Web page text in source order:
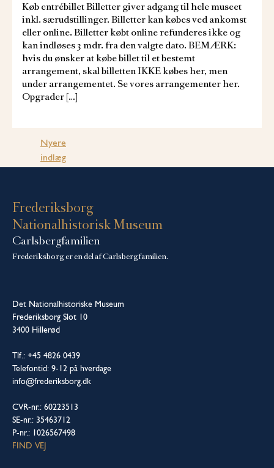
Køb entrébillet Billetter giver adgang til hele museet
inkl. særudstillinger. Billetter kan købes ved ankomst
eller online. Billetter købt online refunderes ikke og
kan indløses 3 mdr. fra den valgte dato. BEMÆRK:
hvis du ønsker at købe billet til et bestemt
arrangement, skal billetten IKKE købes her, men
under arrangementet. Se vores arrangementer her.
Opgrader […]
Navigation
til
Nyere
indlæg
Frederiksborg
Nationalhistorisk Museum
Carlsbergfamilien
Frederiksborg er en del af Carlsbergfamilien.
Det Nationalhistoriske Museum
Frederiksborg Slot 10
3400 Hillerød
Tlf.: +45 4826 0439
Telefontid: 9-12 på hverdage
info@frederiksborg.dk
CVR-nr.: 60223513
SE-nr.: 35463712
P-nr.: 1026567498
FIND VEJ